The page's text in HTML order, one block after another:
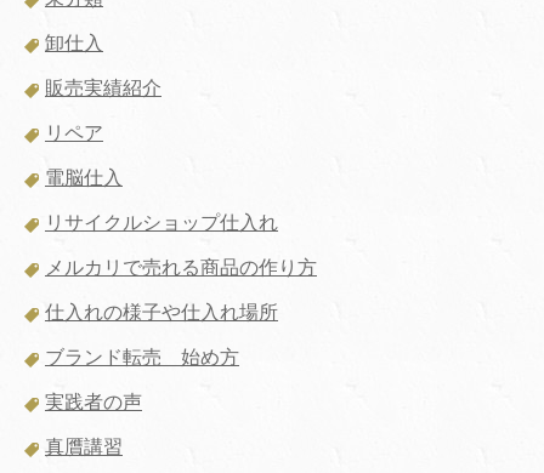
卸仕入
販売実績紹介
リペア
電脳仕入
リサイクルショップ仕入れ
メルカリで売れる商品の作り方
仕入れの様子や仕入れ場所
ブランド転売 始め方
実践者の声
真贋講習